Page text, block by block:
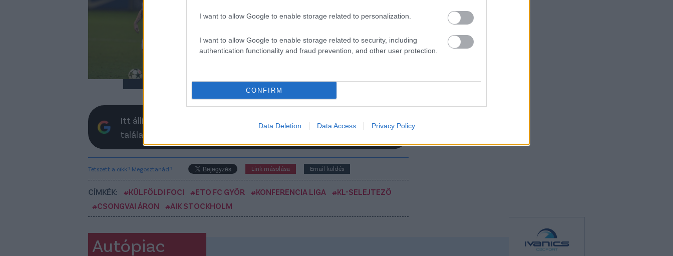
I want to allow Google to enable storage related to personalization.
I want to allow Google to enable storage related to security, including
authentication functionality and fraud prevention, and other user protection.
CONFIRM
Data Deletion Data Access Privacy Policy
egyik legnagyobb tehetségének tartott Mondovics
Kevint az ETO FC is kinézte magának.
Itt állíthatod be, hogy a Csakfoci az elsők között legyen a Google-
találatokban
Tetszett a cikk? Megosztanád? Link másolása Email küldés
CÍMKÉK: #KÜLFÖLDI FOCI #ETO FC GYŐR #KONFERENCIA LIGA
#KL-SELEJTEZŐ
#CSONGVAI ÁRON
#AIK STOCKHOLM
Autópiac